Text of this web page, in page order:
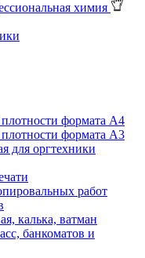
химия
формата А4
формата А3
для оргтехники
работ
калька, ватман
банкоматов и